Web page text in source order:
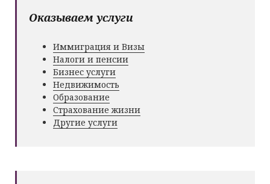
Оказываем услуги
Иммиграция и Визы
Налоги и пенсии
Бизнес услуги
Недвижимость
Образование
Страхование жизни
Другие услуги